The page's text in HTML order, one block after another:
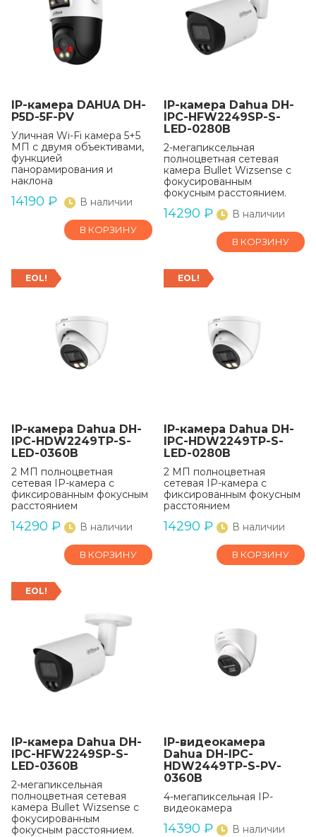
IP-камера DAHUA DH-
P5D-5F-PV
Уличная Wi-Fi камера 5+5
МП с двумя объективами,
функцией
панорамирования и
наклона
14190 ₽ В наличии
В КОРЗИНУ
IP-камера Dahua DH-
IPC-HFW2249SP-S-
LED-0280B
2-мегапиксельная
полноцветная сетевая
камера Bullet Wizsense с
фокусированным
фокусным расстоянием.
14290 ₽ В наличии
В КОРЗИНУ
EOL!
IP-камера Dahua DH-
IPC-HDW2249TP-S-
LED-0360B
2 МП полноцветная
сетевая IP-камера с
фиксированным фокусным
расстоянием
14290 ₽ В наличии
В КОРЗИНУ
EOL!
IP-камера Dahua DH-
IPC-HDW2249TP-S-
LED-0280B
2 МП полноцветная
сетевая IP-камера с
фиксированным фокусным
расстоянием
14290 ₽ В наличии
В КОРЗИНУ
EOL!
IP-камера Dahua DH-
IPC-HFW2249SP-S-
LED-0360B
2-мегапиксельная
полноцветная сетевая
камера Bullet Wizsense с
фокусированным
фокусным расстоянием.
IP-видеокамера
Dahua DH-IPC-
HDW2449TP-S-PV-
0360B
4-мегапиксельная IP-
видеокамера
14390 ₽ В наличии